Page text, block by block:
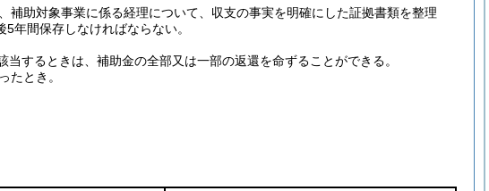
補助対象事業に係る経理について、収支の事実を明確にした証拠書類を整理
年間保存しなければならない。
当するときは、補助金の全部又は一部の返還を命ずることができる。
たとき。